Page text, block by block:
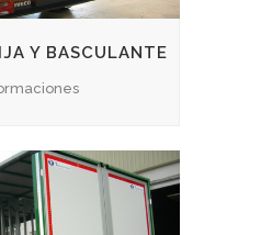
Y BASCULANTE